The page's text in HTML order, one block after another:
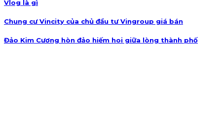
Vlog là gì
Chung cư Vincity của chủ đầu tư Vingroup giá bán
Đảo Kim Cương hòn đảo hiếm hoi giữa lòng thành phố